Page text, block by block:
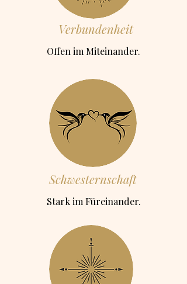
Verbundenheit
Offen im Miteinander.
Schwesternschaft
Stark im Füreinander.